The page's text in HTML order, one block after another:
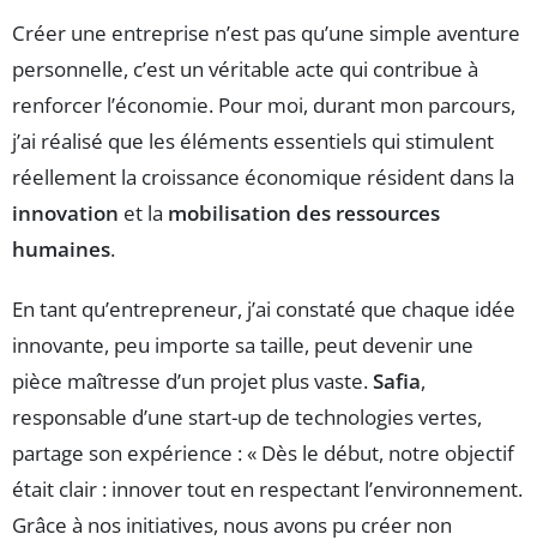
Créer une entreprise n’est pas qu’une simple aventure
personnelle, c’est un véritable acte qui contribue à
renforcer l’économie. Pour moi, durant mon parcours,
j’ai réalisé que les éléments essentiels qui stimulent
réellement la croissance économique résident dans la
innovation et la mobilisation des ressources
humaines.
En tant qu’entrepreneur, j’ai constaté que chaque idée
innovante, peu importe sa taille, peut devenir une
pièce maîtresse d’un projet plus vaste.Safia,
responsable d’une start-up de technologies vertes,
partage son expérience : « Dès le début, notre objectif
était clair : innover tout en respectant l’environnement.
Grâce à nos initiatives, nous avons pu créer non